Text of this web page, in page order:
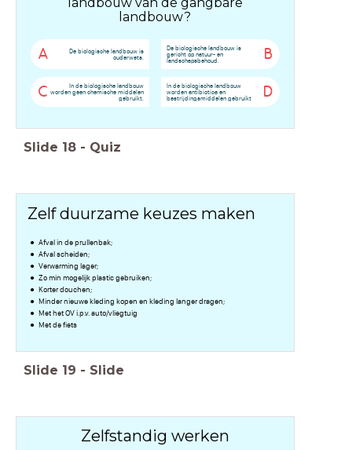
landbouw?
A
De biologische landbouw is
ouderwets.
B
De biologische landbouw is
gericht op natuur- en
landschapsbehoud.
C
In de biologische landbouw
worden geen chemische middelen
gebruikt.
D
In de biologische landbouw
worden antibiotica en
bestrijdingsmiddelen gebruikt
Slide 18 - Quiz
Zelf duurzame keuzes maken
Afval in de prullenbak;
Afval scheiden;
Verwarming lager;
Zo min mogelijk plastic gebruiken;
Korter douchen;
Minder nieuwe kleding kopen en kleding langer dragen;
Met het OV i.p.v. auto/vliegtuig
Met de fiets
Slide 19 - Slide
Zelfstandig werken